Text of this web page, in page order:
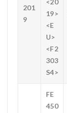
201
9
<20
19>
<E
U>
<F2
303
S4>
FE
450